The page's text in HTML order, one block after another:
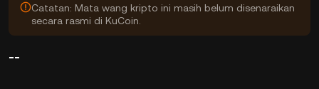
Catatan: Mata wang kripto ini masih belum disenaraikan
secara rasmi di KuCoin.
--